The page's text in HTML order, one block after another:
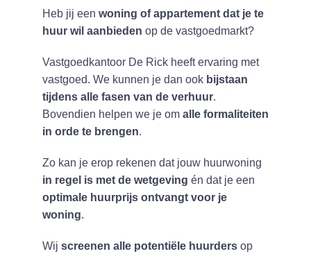
Heb jij een woning of appartement dat je te
huur wil aanbieden op de vastgoedmarkt?
Vastgoedkantoor De Rick heeft ervaring met
vastgoed. We kunnen je dan ook bijstaan
tijdens alle fasen van de verhuur.
Bovendien helpen we je om alle formaliteiten
in orde te brengen.
Zo kan je erop rekenen dat jouw huurwoning
in regel is met de wetgeving én dat je een
optimale huurprijs ontvangt voor je
woning.
Wij screenen alle potentiële huurdersop